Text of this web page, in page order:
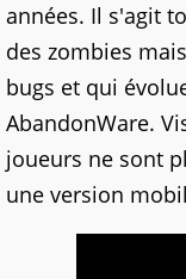
années. Il s'agit
des zombies
bugs et qui
AbandonWare.
joueurs ne sont
une version